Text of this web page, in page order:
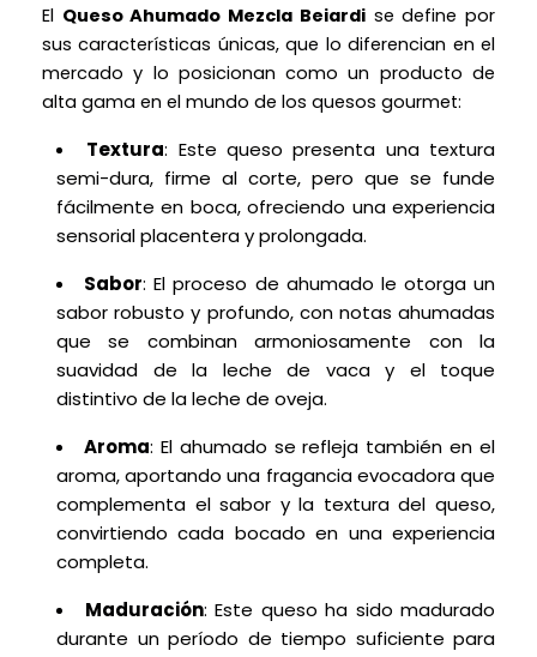
El Queso Ahumado Mezcla Beiardise define por
sus características únicas, que lo diferencian en el
mercado y lo posicionan como un producto de
alta gama en el mundo de los quesos gourmet:
Textura: Este queso presenta una textura
semi-dura, firme al corte, pero que se funde
fácilmente en boca, ofreciendo una experiencia
sensorial placentera y prolongada.
Sabor: El proceso de ahumado le otorga un
sabor robusto y profundo, con notas ahumadas
que se combinan armoniosamente con la
suavidad de la leche de vaca y el toque
distintivo de la leche de oveja.
Aroma: El ahumado se refleja también en el
aroma, aportando una fragancia evocadora que
complementa el sabor y la textura del queso,
convirtiendo cada bocado en una experiencia
completa.
Maduración: Este queso ha sido madurado
durante un período de tiempo suficiente para